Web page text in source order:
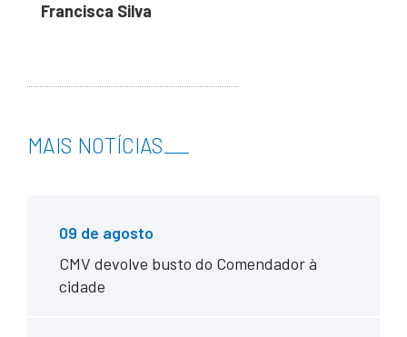
Francisca Silva
MAIS NOTÍCIAS
09 de agosto
CMV devolve busto do Comendador à
cidade